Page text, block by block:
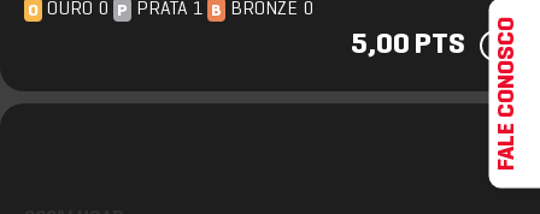
O OURO 0 P PRATA 1 B BRONZE 0
5,00 PTS FALE CONOSCO